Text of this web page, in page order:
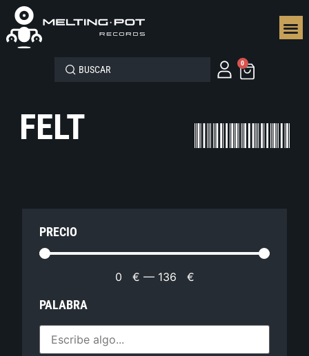
0
FELT
PRECIO
0 € — 136 €
PALABRA